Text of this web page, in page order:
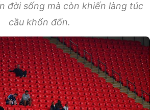
đời sống mà còn khiến làng túc
cầu khốn đốn.